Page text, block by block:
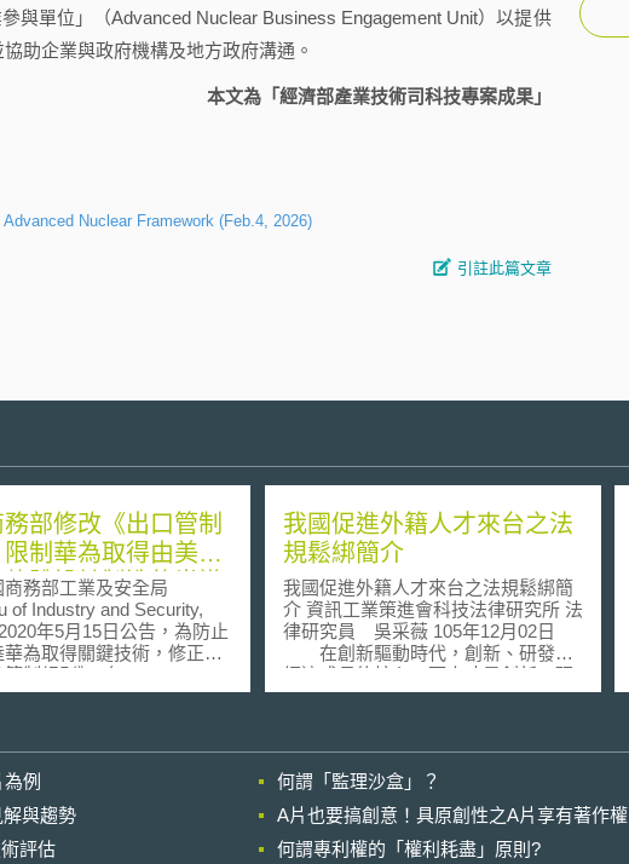
與單位」（Advanced Nuclear Business Engagement Unit）以提供
助企業與政府機構及地方政府溝通。
本文為「經濟部產業技術司科技專案成果」
Nuclear Framework (Feb.4, 2026)
引註此篇文章
部修改《出口管制
制華為取得由美國
軟體設計製造的半導
部工業及安全局
of Industry and Security,
年5月15日公告，為防止
華為取得關鍵技術，修正美
制規則》（Export
Regulations, EAR）第
取得包含美國技術及軟體
內的半導體產品，以保護
全。並於「實體清單」
）增加註腳一（footnote 1
我國促進外籍人才來台之法
規鬆綁簡介
我國促進外籍人才來台之法規鬆綁簡
介 資訊工業策進會科技法律研究所 法
律研究員 吳采薇 105年12月02日
在創新驅動時代，創新、研發為
經濟成長的核心，而人才是創新、研
發的根本。為了競逐產業發展關鍵人
政院於103年核定創業拔萃方案 ，象
徵延攬外籍 人才來台之決心，並由各
主管機關進行相關法規鬆綁，為外籍
人才來台發展建立完善制度。本文將
例
何謂「監理沙盒」？
與趨勢
A片也要搞創意！具原創性之A片享有著作權
評估
何謂專利權的「權利耗盡」原則?